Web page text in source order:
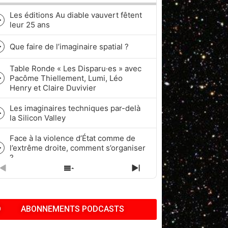
Les éditions Au diable vauvert fêtent
leur 25 ans
Que faire de l’imaginaire spatial ?
play
Table Ronde « Les Disparu·es » avec
Pacôme Thiellement, Lumi, Léo
Henry et Claire Duvivier
icon
Les imaginaires techniques par-delà
la Silicon Valley
Face à la violence d’État comme de
l’extrême droite, comment s’organiser
?
Quel rapport à l’historicité dans les
fiction ?
Pop Culture, Nostalgie et Capitalisme
PREVIOUS
EPISODE
SHOW
EPISODES
NEXT
EPISODE
ABONNEMENTS PODCASTS